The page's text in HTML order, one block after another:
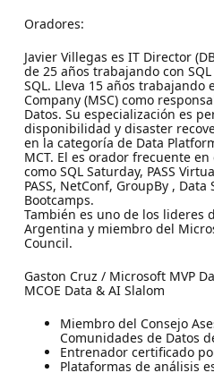
Oradores:
Javier Villegas es IT Director
de 25 años trabajando con
SQL. Lleva 15 años
Company (MSC) como
Datos. Su especialización es
disponibilidad y disaster
en la categoría de Data
MCT. El es orador frecuente
como SQL Saturday, PASS
PASS, NetConf, GroupBy ,
Bootcamps.
También es uno de los lideres
Argentina y miembro del
Council.
Gaston Cruz / Microsoft MVP
MCOE Data & AI Slalom
Miembro del Consejo
Comunidades de Datos
Entrenador certificado
Plataformas de análisis